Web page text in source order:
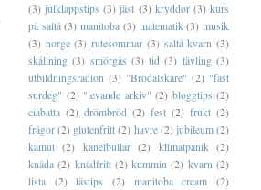
(3) julklappstips (3) jäst (3) kryddor (3) kurs
på saltå (3) manitoba (3) matematik (3) musik
(3) norge (3) rutesommar (3) saltå kvarn (3)
skållning (3) smörgås (3) tid (3) tävling (3)
utbildningsradion (3) "Brödälskare" (2) "fast
surdeg" (2) "levande arkiv" (2) bloggtips (2)
ciabatta (2) drömbröd (2) fest (2) frukt (2)
frågor (2) glutenfritt (2) havre (2) jubileum (2)
kamut (2) kanelbullar (2) klimatpanik
(2)
knåda (2) knådfritt (2) kummin (2) kvarn (2)
lista
(2) lästips (2) manitoba cream
(2)